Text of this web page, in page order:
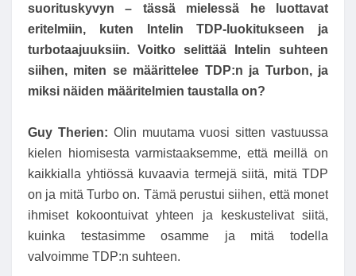
suorituskyvyn – tässä mielessä he luottavat
eritelmiin, kuten Intelin TDP-luokitukseen ja
turbotaajuuksiin. Voitko selittää Intelin suhteen
siihen, miten se määrittelee TDP:n ja Turbon, ja
miksi näiden määritelmien taustalla on?
Guy Therien: Olin muutama vuosi sitten vastuussa
kielen hiomisesta varmistaaksemme, että meillä on
kaikkialla yhtiössä kuvaavia termejä siitä, mitä TDP
on ja mitä Turbo on. Tämä perustui siihen, että monet
ihmiset kokoontuivat yhteen ja keskustelivat siitä,
kuinka testasimme osamme ja mitä todella
valvoimme TDP:n suhteen.